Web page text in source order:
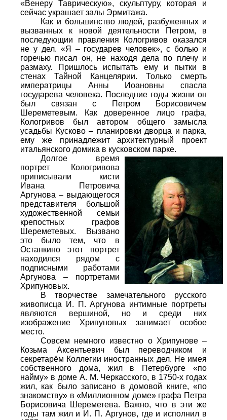
«Венеру Таврическую», скульптуру, которая и
сейчас украшает залы Эрмитажа.
Как и большинство людей, разбуженных и
вызванных к новой деятельности Петром, в
последующии правления Кологривов оказался
не у дел. «Я – государев человек», с болью и
горечью писал он, не находя дела по плечу и
размаху. Пришлось испытать ему и пытки в
стенах Тайной Канцелярии. Только смерть
императрицы Анны Иоановны спасла
государева человека. Последние годы жизни он
был связан с Петром Борисовичем
Шереметевым. Как доверенное лицо графа,
Кологривов был автором общего замысла
усадьбы Кусково – планировки дворца и парка,
ему же принадлежит архитектурный проект
итальянского домика в кусковском парке.
Долгое время
портрет Кологривова
приписывали кисти
Ивана Петровича
Аргунова – выдающегося
представителя большой
художественной семьи
крепостных графов
Шереметевых. Вызвано
это было тем, что в
Останкино этот портрет
находился рядом с
подписными работами
Аргунова – портретами
Хрипуновых.
В творчестве замечательного русского
живописца И. П. Аргунова интимные портреты
являются вершиной, но и среди них
изображение Хрипуновых занимает особое
место.
Совсем немного известно о Хрипунове –
Козьма Аксентьевич был переводчиком и
секретарём Коллегии иностранных дел. Не имея
собственного дома, жил в Петербурге «по
найму» в доме А. М. Черкасского, в 1750-х годах
жил, как было записано в домовой книге, «по
знакомству» в «Миллионном доме» графа Петра
Борисовича Шереметева. Важно, что в эти же
годы там жил и И. П. Аргунов, где и исполнил в